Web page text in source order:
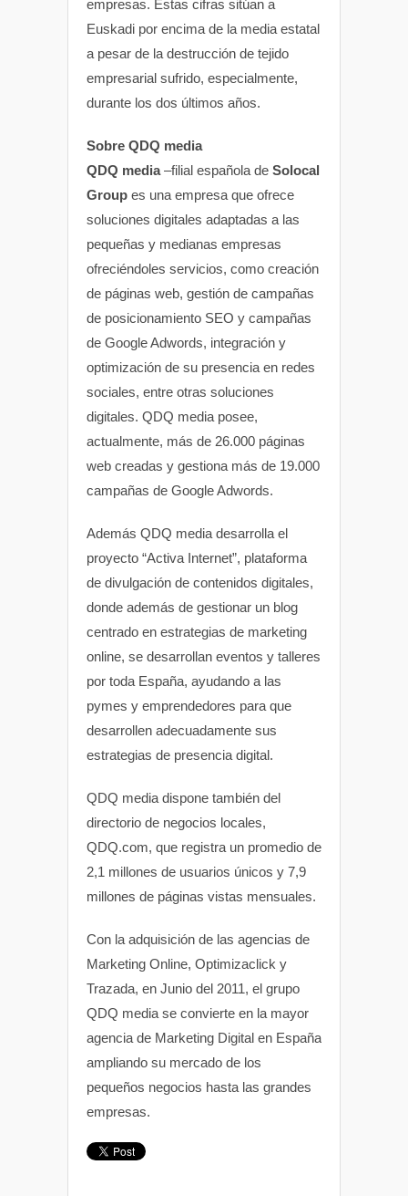
empresas. Estas cifras sitúan a
Euskadi por encima de la media estatal
a pesar de la destrucción de tejido
empresarial sufrido, especialmente,
durante los dos últimos años.
Sobre QDQ media
QDQ media–filial española de Solocal
Group es una empresa que ofrece
soluciones digitales adaptadas a las
pequeñas y medianas empresas
ofreciéndoles servicios, como creación
de páginas web, gestión de campañas
de posicionamiento SEO y campañas
de Google Adwords, integración y
optimización de su presencia en redes
sociales, entre otras soluciones
digitales. QDQ media posee,
actualmente, más de 26.000 páginas
web creadas y gestiona más de 19.000
campañas de Google Adwords.
Además QDQ media desarrolla el
proyecto “Activa Internet”, plataforma
de divulgación de contenidos digitales,
donde además de gestionar un blog
centrado en estrategias de marketing
online, se desarrollan eventos y talleres
por toda España, ayudando a las
pymes y emprendedores para que
desarrollen adecuadamente sus
estrategias de presencia digital.
QDQ media dispone también del
directorio de negocios locales,
QDQ.com, que registra un promedio de
2,1 millones de usuarios únicos y 7,9
millones de páginas vistas mensuales.
Con la adquisición de las agencias de
Marketing Online, Optimizaclick y
Trazada, en Junio del 2011, el grupo
QDQ media se convierte en la mayor
agencia de Marketing Digital en España
ampliando su mercado de los
pequeños negocios hasta las grandes
empresas.